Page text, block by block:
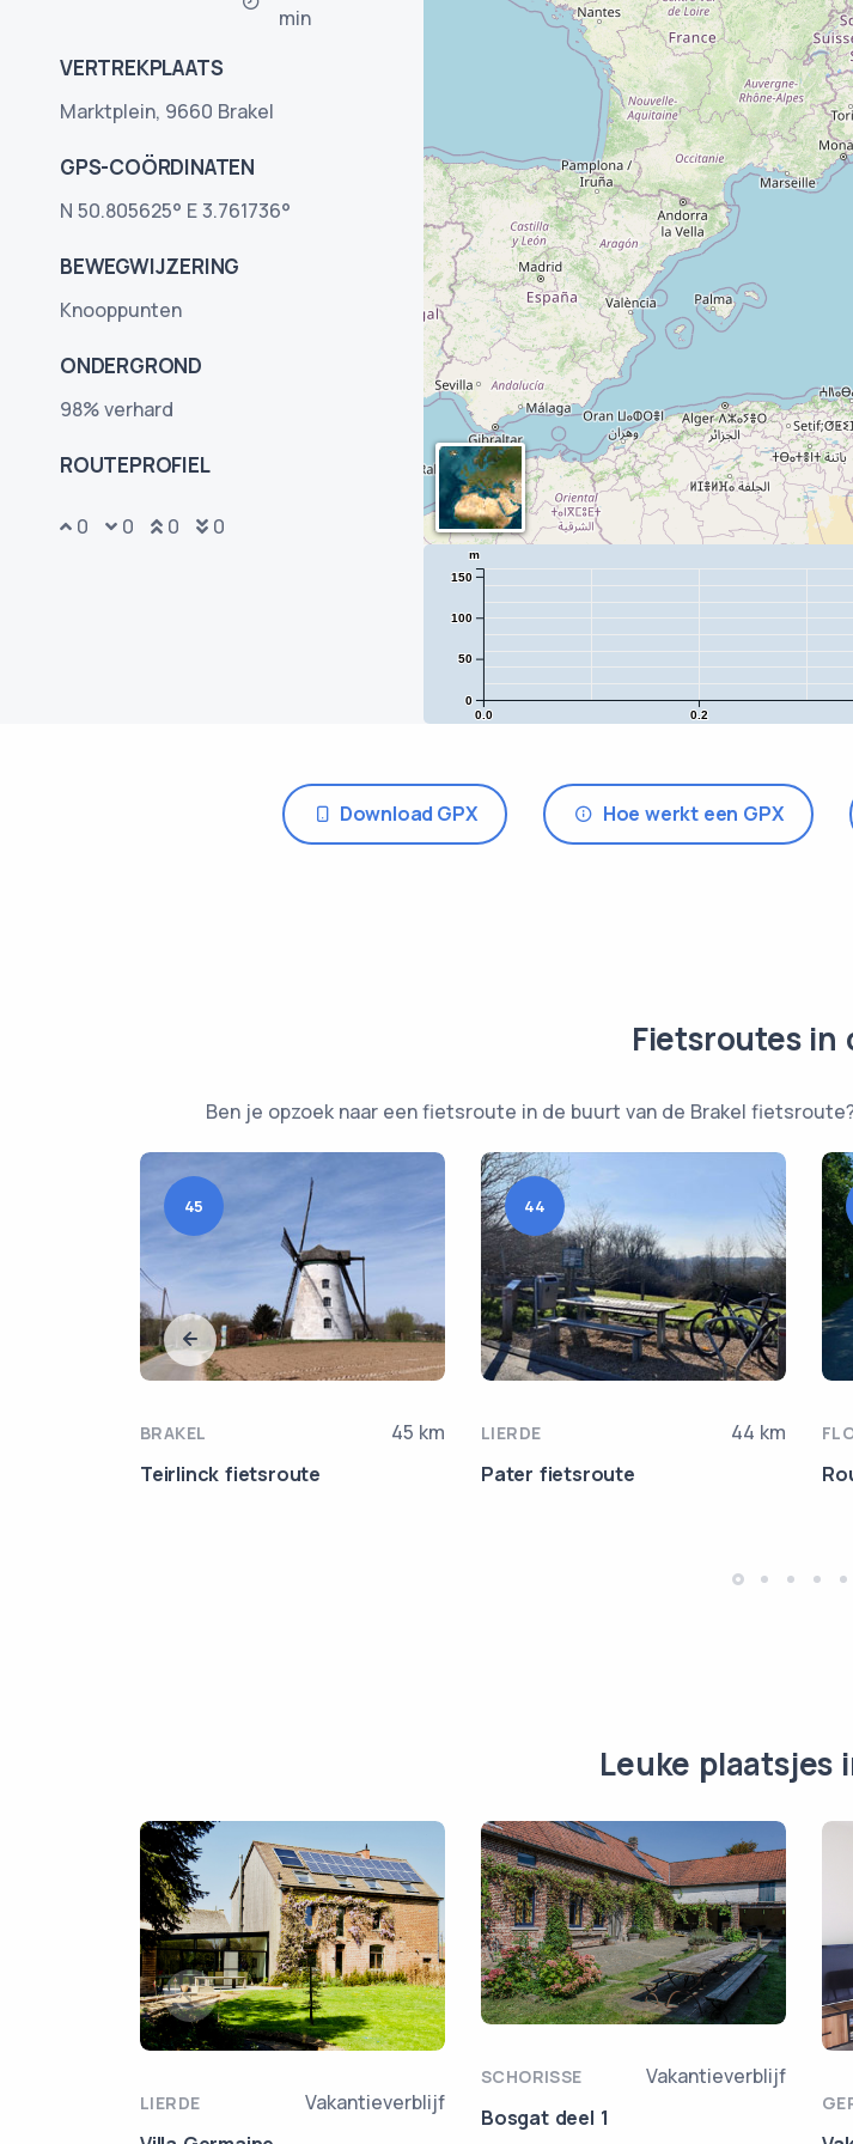
min
VERTREKPLAATS
Marktplein, 9660 Brakel
GPS-COÖRDINATEN
N 50.805625° E 3.761736°
BEWEGWIJZERING
Knooppunten
ONDERGROND
98% verhard
ROUTEPROFIEL
0 0 0 0
0.0 0.2
0
50
100
150
m
Download GPX Hoe werkt een GPX
Fietsroutes in
Ben je opzoek naar een fietsroute in de buurt van de Brakel
45
BRAKEL
45 km
Teirlinck fietsroute
44
LIERDE
44 km
Pater fietsroute
Leuke plaatsjes
LIERDE
Vakantieverblijf
SCHORISSE
Vakantieverblijf
Bosgat deel 1